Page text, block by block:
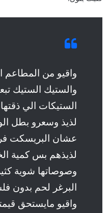
واقيو من المطاعم
والستيك الستيك
الستيكات الي
لذيذ وسعرو بطل
عشان البريسكت
لذيذهم بس كمية
وصوصاتها شوية
البرغر لحم بدون
واقيو مايستحق